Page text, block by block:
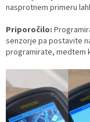
nasprotnem primeru
Priporočilo:
senzorje pa postavite
programirate, medtem